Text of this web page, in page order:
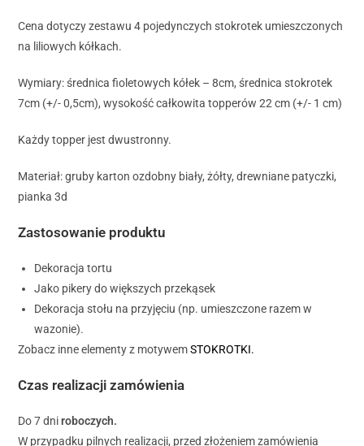
Cena dotyczy zestawu 4 pojedynczych stokrotek umieszczonych
na liliowych kółkach.
Wymiary: średnica fioletowych kółek – 8cm, średnica stokrotek
7cm (+/- 0,5cm), wysokość całkowita topperów 22 cm (+/- 1 cm)
Każdy topper jest dwustronny.
Materiał: gruby karton ozdobny biały, żółty, drewniane patyczki,
pianka 3d
Zastosowanie produktu
Dekoracja tortu
Jako pikery do większych przekąsek
Dekoracja stołu na przyjęciu (np. umieszczone razem w
wazonie).
Zobacz inne elementy z motywemSTOKROTKI.
Czas realizacji zamówienia
Do 7 dniroboczych.
W przypadku pilnych realizacji, przed złożeniem zamówienia